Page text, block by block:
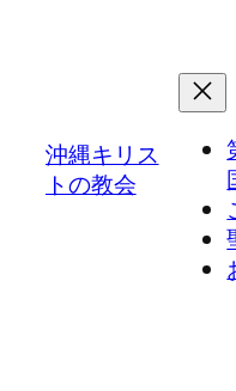
沖縄キリス
トの教会